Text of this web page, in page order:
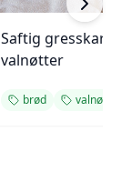
Saftig
valnøtter
brød valnøtter